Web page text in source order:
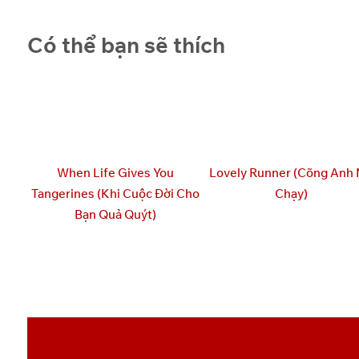
Có thể bạn sẽ thích
When Life Gives You
Tangerines (Khi Cuộc Đời Cho
Bạn Quả Quýt)
Lovely Runner (Cõng Anh
Chạy)